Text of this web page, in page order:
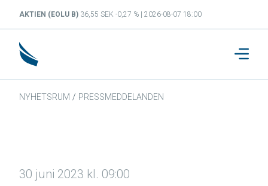
AKTIEN (EOLU B) 36,55 SEK -0,27 % | 2026-08-07 18:00
NYHETSRUM / PRESSMEDDELANDEN
30 juni 2023 kl. 09:00